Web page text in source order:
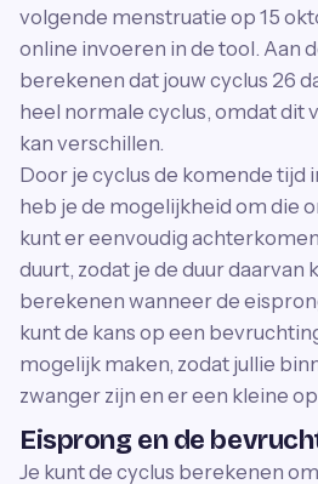
volgende menstruatie op 15
online invoeren in de tool. Aan
berekenen dat jouw cyclus 26
heel normale cyclus, omdat dit
kan verschillen.
Door je cyclus de komende tijd
heb je de mogelijkheid om die
kunt er eenvoudig
duurt, zodat je de duur daarvan
berekenen wanneer de
kunt de kans op een
mogelijk maken, zodat jullie
zwanger zijn en er een kleine
Eisprong en de
Je kunt de cyclus berekenen